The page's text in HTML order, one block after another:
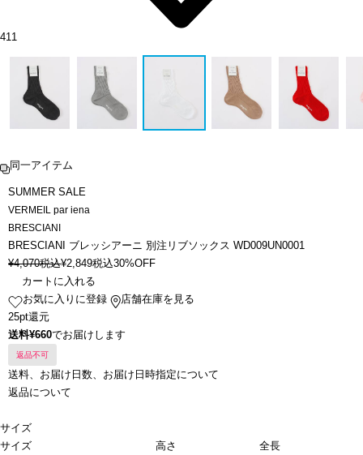
411
同一アイテム
SUMMER SALE
VERMEIL par iena
BRESCIANI
BRESCIANI ブレッシアーニ 別注リブソックス WD009UN0001
¥4,070税込¥2,849税込30%OFF
カートに入れる
お気に入りに登録
店舗在庫を見る
25pt還元
送料¥660でお届けします
返品不可
送料、お届け日数、お届け日時指定について
返品について
サイズ
サイズ
高さ
全長